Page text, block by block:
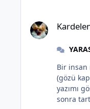
Bir insan ne
(gözü kapalı okuyor sanırım) Halbuki bir tane milliyetçi
yazımı göster diyorum, cevap yok... Ama
sonra tartış" deriz. Ancak tıpkı Taraf gazetesi gibi bir misyon yüklenmiş bir kimsenin